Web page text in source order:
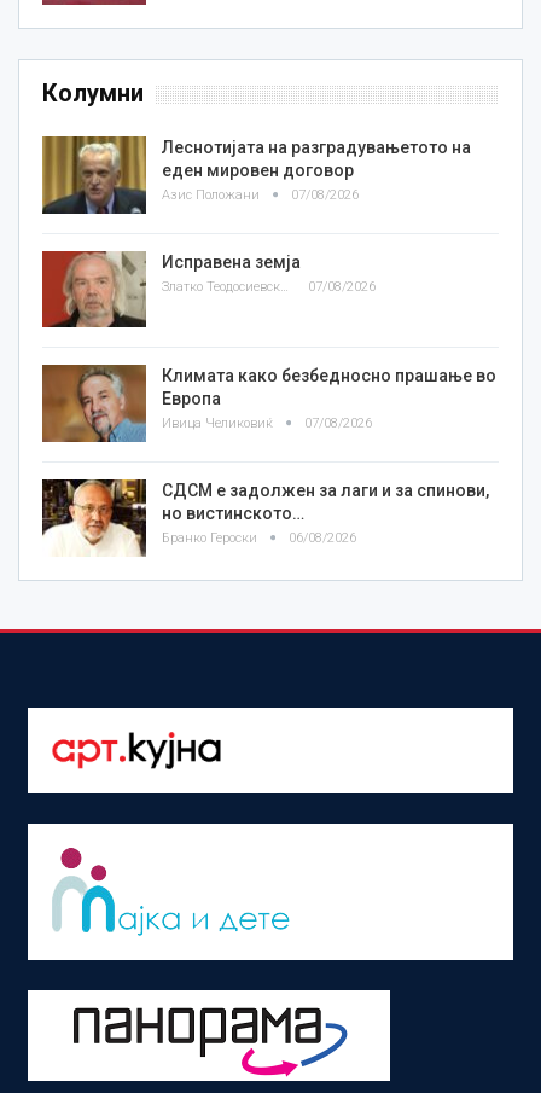
Колумни
Леснотијата на разградувањетото на
еден мировен договор
Азис Положани 07/08/2026
Исправена земја
Златко Теодосиевски 07/08/2026
Климата како безбедносно прашање во
Европа
Ивица Челиковиќ 07/08/2026
СДСМ е задолжен за лаги и за спинови,
но вистинското…
Бранко Героски 06/08/2026